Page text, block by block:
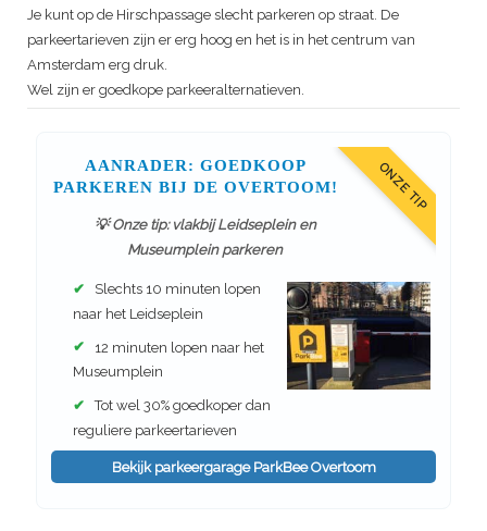
Je kunt op de Hirschpassage slecht parkeren op straat. De
parkeertarieven zijn er erg hoog en het is in het centrum van
Amsterdam erg druk.
Wel zijn er goedkope parkeeralternatieven.
ONZE TIP
AANRADER: GOEDKOOP
PARKEREN BIJ DE OVERTOOM!
💡 Onze tip: vlakbij Leidseplein en
Museumplein parkeren
✔
Slechts 10 minuten lopen
naar het Leidseplein
✔
12 minuten lopen naar het
Museumplein
✔ Tot wel 30% goedkoper dan
reguliere parkeertarieven
Bekijk parkeergarage ParkBee Overtoom